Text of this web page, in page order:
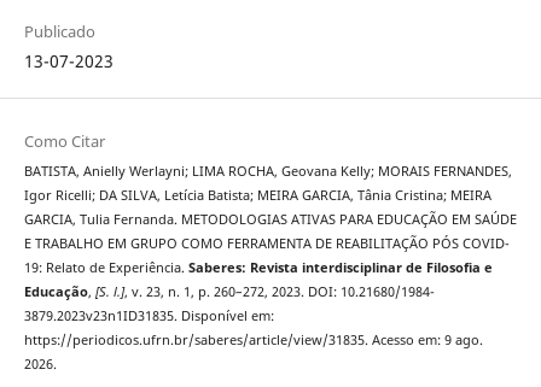
Publicado
13-07-2023
Como Citar
BATISTA, Anielly Werlayni; LIMA ROCHA, Geovana Kelly; MORAIS FERNANDES,
Igor Ricelli; DA SILVA, Letícia Batista; MEIRA GARCIA, Tânia Cristina; MEIRA
GARCIA, Tulia Fernanda. METODOLOGIAS ATIVAS PARA EDUCAÇÃO EM SAÚDE
E TRABALHO EM GRUPO COMO FERRAMENTA DE REABILITAÇÃO PÓS COVID-
19: Relato de Experiência. Saberes: Revista interdisciplinar de Filosofia e
Educação, [S. l.], v. 23, n. 1, p. 260–272, 2023. DOI: 10.21680/1984-
3879.2023v23n1ID31835. Disponível em:
https://periodicos.ufrn.br/saberes/article/view/31835. Acesso em: 9 ago.
2026.